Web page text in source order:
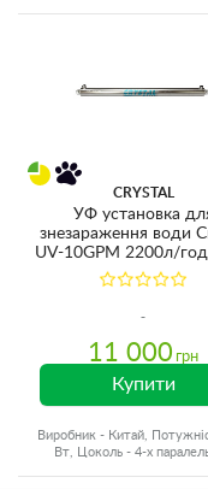
CRYSTAL
УФ установка
знезараження води
UV-10GPM 2200л/
G3/4'' 40°C 6bar
(ультрафіолетова
11 000 грн
Купити
Виробник - Китай,
Вт, Цоколь - 4-х